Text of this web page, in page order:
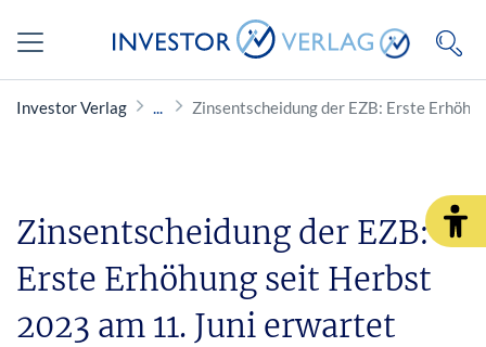
Investor Verlag Zinsentscheidung der EZB: Erste
Zinsentscheidung der EZB:
Erste Erhöhung seit Herbst
2023 am 11. Juni erwartet